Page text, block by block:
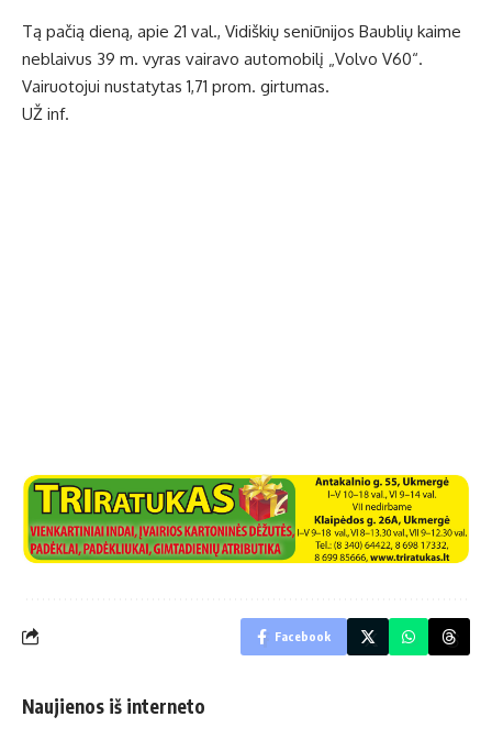
Tą pačią dieną, apie 21 val., Vidiškių seniūnijos Baublių kaime
neblaivus 39 m. vyras vairavo automobilį „Volvo V60“.
Vairuotojui nustatytas 1,71 prom. girtumas.
UŽ inf.
Facebook
Naujienos iš interneto